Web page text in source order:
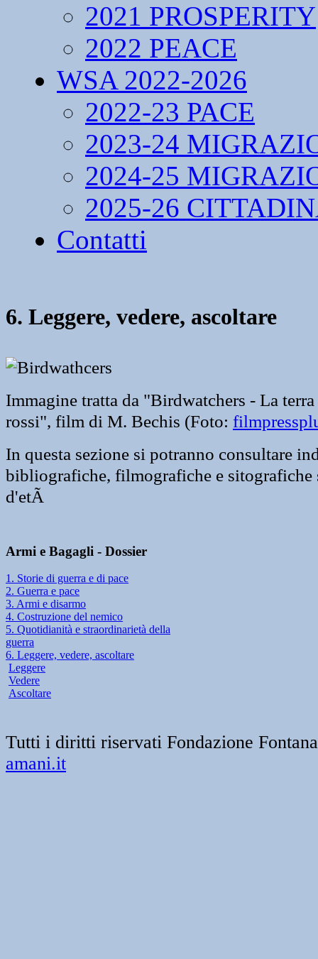
2021 PROSPERITY
2022 PEACE
WSA 2022-2026
2022-23 PACE
2023-24
2024-25
2025-26
Contatti
6. Leggere, vedere, ascoltare
Immagine tratta da "Birdwatchers - La
rossi", film di M. Bechis (Foto:
In questa sezione si potranno consultare
bibliografiche, filmografiche e sitografiche
d'etÃ
Armi e Bagagli - Dossier
1. Storie di guerra e di pace
2. Guerra e pace
3. Armi e disarmo
4. Costruzione del nemico
5. Quotidianità e straordinarietà della
guerra
6. Leggere, vedere, ascoltare
Leggere
Vedere
Ascoltare
Tutti i diritti riservati Fondazione
amani.it